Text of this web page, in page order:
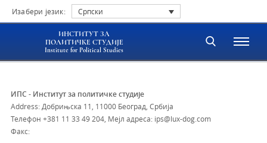
Изабери језик: Српски
ИНСТИТУТ ЗА
ПОЛИТИЧКЕ СТУДИЈЕ
Institute for Political Studies
ИПС - Институт за политичке студије
Address: Добрињска 11, 11000 Београд, Србија
Телефон +381 11 33 49 204 Мејл адреса: ips@lux-dog.com
Факс: